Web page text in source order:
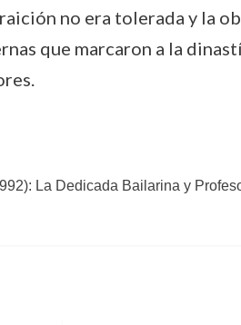
no era tolerada y la
que marcaron a la
La Dedicada Bailarina y